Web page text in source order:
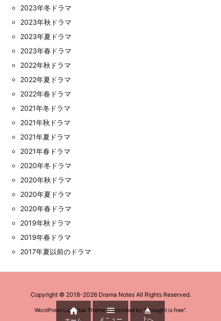
2023年冬ドラマ
2023年秋ドラマ
2023年夏ドラマ
2023年春ドラマ
2022年秋ドラマ
2022年夏ドラマ
2022年春ドラマ
2021年冬ドラマ
2021年秋ドラマ
2021年夏ドラマ
2021年春ドラマ
2020年冬ドラマ
2020年秋ドラマ
2020年夏ドラマ
2020年春ドラマ
2019年秋ドラマ
2019年春ドラマ
2017年夏以前のドラマ
Copyright © 2018-2026 Drama NotesAll Rights Reserved.
WordPress Luxeritas Theme is provided by "Thought is free".
 
メニュー

上へ